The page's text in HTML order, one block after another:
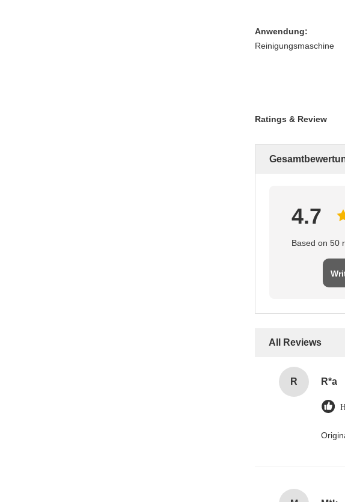
Anwendung:
Reinigungsmaschine
Ratings & Review
4.7
Based on 50
All Reviews
R R*a